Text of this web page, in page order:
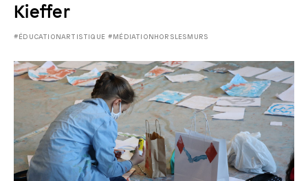
Kieffer
#ÉDUCATIONARTISTIQUE #MÉDIATIONHORSLESMURS